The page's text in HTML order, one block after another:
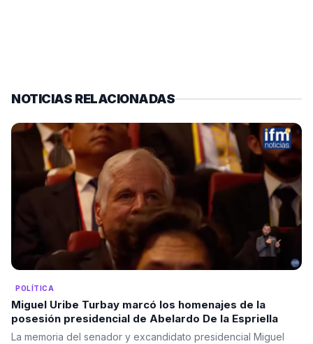
NOTICIAS RELACIONADAS
POLÍTICA
Miguel Uribe Turbay marcó los homenajes de la
posesión presidencial de Abelardo De la Espriella
La memoria del senador y excandidato presidencial Miguel